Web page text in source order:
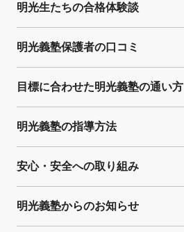
明光生たちの合格体験談
明光義塾保護者の口コミ
目標に合わせた明光義塾の通い方
明光義塾の指導方法
安心・安全への取り組み
明光義塾からのお知らせ